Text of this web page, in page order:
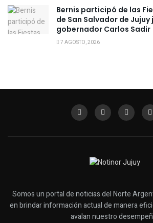
Bernis participó de las
de San Salvador de Jujuy
gobernador Carlos Sadir
7 AGOSTO, 2026
Somos un portal de noticias del Norte
en brindar información actual de manera
avalan nuestro